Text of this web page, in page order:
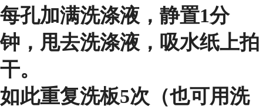
每孔加满洗涤液，静置1分
钟，甩去洗涤液，吸水纸上拍
干。
如此重复洗板5次（也可用洗